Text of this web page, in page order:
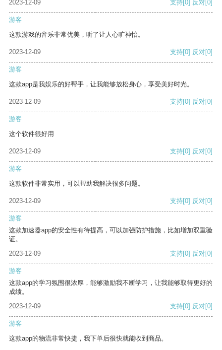
2023-12-09 支持 [0] 反对 [0]
游客
这款游戏的音乐非常优美，听了让人心旷神怡。
2023-12-09 支持[0] 反对[0]
游客
这款app是我娱乐的好帮手，让我能够放松身心，享受美好时光。
2023-12-09 支持[0] 反对[0]
游客
这个软件很好用
2023-12-09 支持[0] 反对[0]
游客
这款软件非常实用，可以帮助我解决很多问题。
2023-12-09 支持[0] 反对[0]
游客
这款加速器app的安全性有待提高，可以加强防护措施，比如增加双重验
证。
2023-12-09
支持[0] 反对[0]
游客
这款app的学习氛围很浓厚，能够激励我不断学习，让我能够取得更好的
成绩。
2023-12-09
支持[0] 反对[0]
游客
这款app的物流非常快捷，我下单后很快就能收到商品。